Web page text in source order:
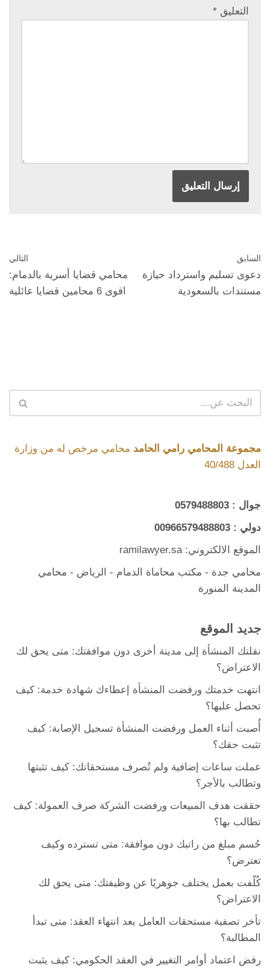
التعليق *
السابق
دعوى تسليم واسترداد حيازة
مستندات بالسعودية
التالي
محامي قضايا أسرية بالدمام:
اقوى 6 محامين قضايا عائلية
مجموعة المحامي رامي الحامد محامي مرخص له من وزارة
العدل 40/488
جوال : 0579488803
دولي : 00966579488803
الموقع الالكتروني: ramilawyer.sa
محامي جدة - مكتب محاماة الدمام - الرياض - محامي
المدينة المنورة
جديد الموقع
نقلتك المنشأة إلى مدينة أخرى دون موافقتك: متى يحق لك
الاعتراض؟
انتهت خدمتك ورفضت المنشأة إعطاءك شهادة خدمة: كيف
تحصل عليها؟
أُصبت أثناء العمل ورفضت المنشأة تسجيل الإصابة: كيف
تثبت حقك؟
عملت ساعات إضافية ولم تُصرف مستحقاتك: كيف تثبتها
وتطالب بالأجر؟
حققت هدف المبيعات ورفضت الشركة صرف العمولة: كيف
تطالب بها؟
حُسم مبلغ من راتبك دون موافقة: متى تسترده وكيف
تعترض؟
كُلّفت بعمل يختلف جوهريًا عن وظيفتك: متى يحق لك
الاعتراض؟
تأخر تصفية مستحقات العامل بعد انتهاء العقد: متى تبدأ
المطالبة؟
رفض اعتماد أوامر التغيير في العقد الحكومي: كيف يثبت